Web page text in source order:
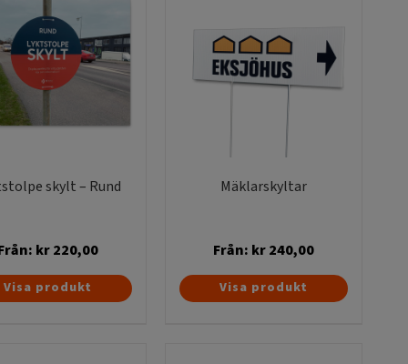
varianter.
De
olika
alternativen
väljas
De
olika
alternativen
produktsidan
skylt – Rund
kr220,00
Den
här
Visa produkt
Mäklarskyltar
Från: kr240,00
Den
här
Visa produkt